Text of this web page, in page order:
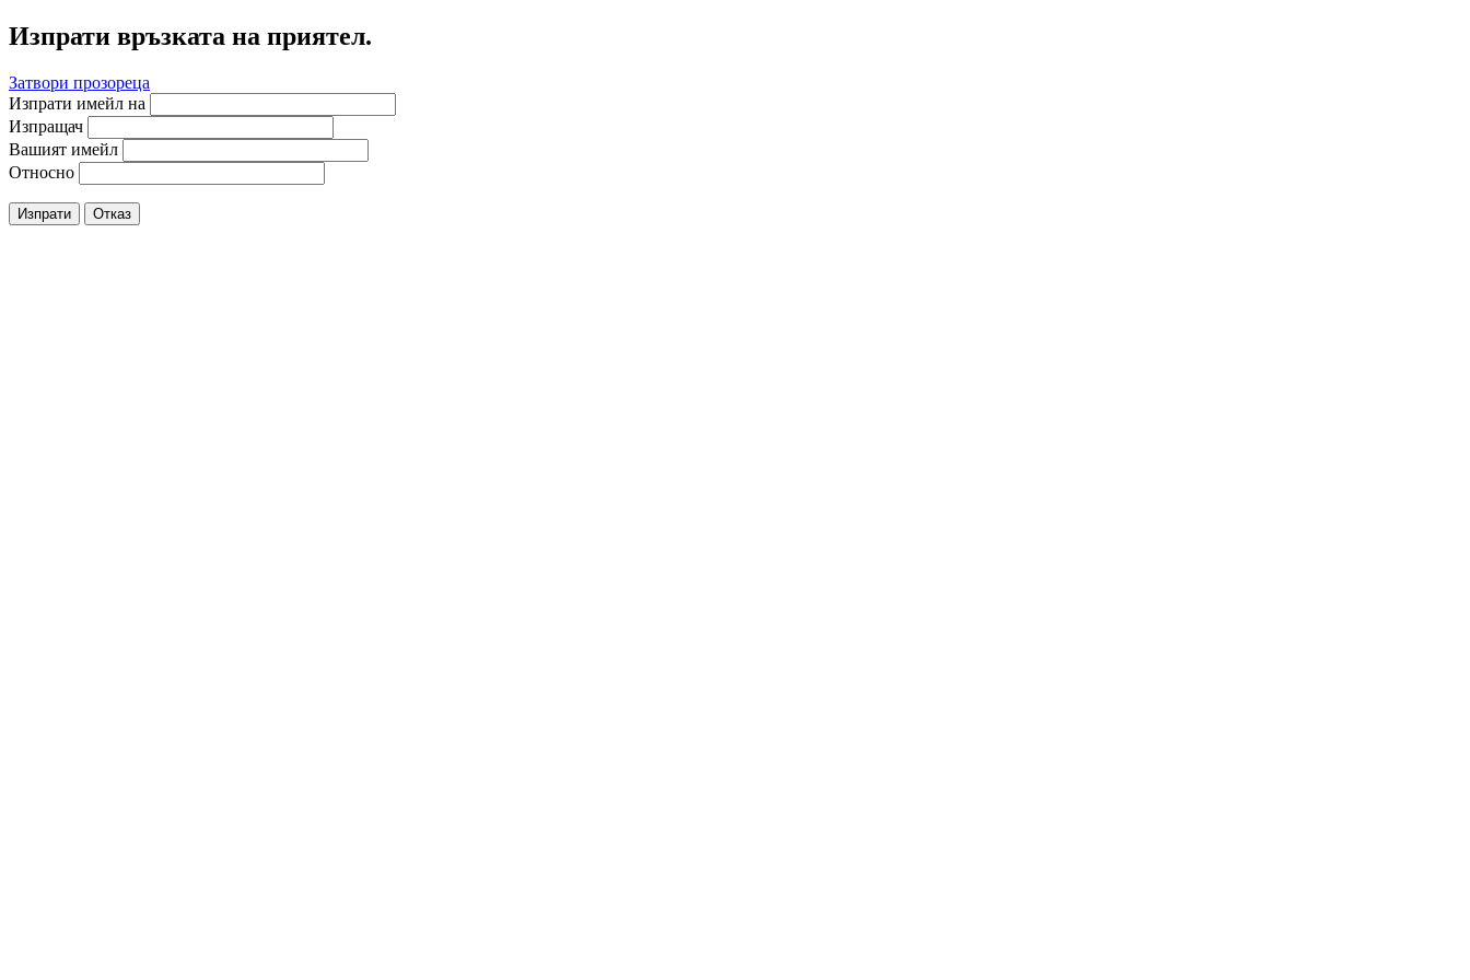
Изпрати връзката на приятел.
Затвори прозореца
Изпрати имейл на
Изпращач
Вашият имейл
Относно
Изпрати Отказ